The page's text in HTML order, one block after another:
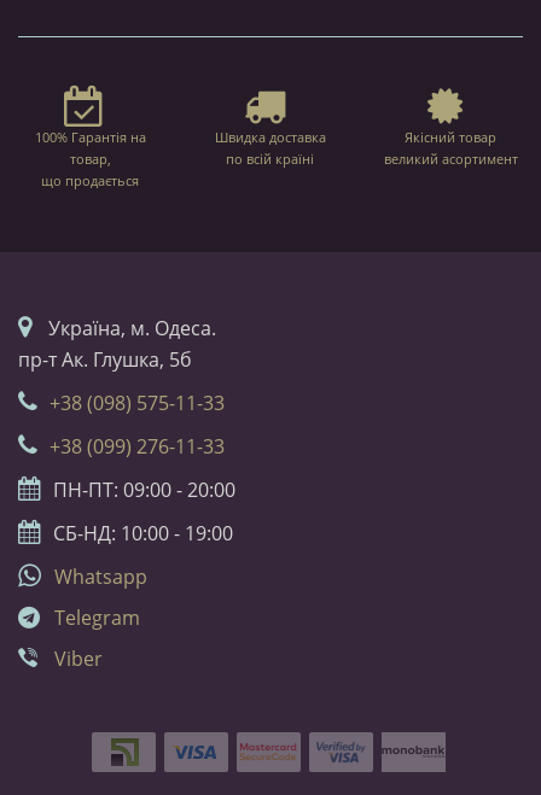
100% Гарантія на
товар,
що продається
Швидка доставка
по всій країні
Якісний товар
великий асортимент
Українa, м. Одеса.
пр-т Ак. Глушка, 5б
+38 (098) 575-11-33
+38 (099) 276-11-33
ПН-ПТ: 09:00 - 20:00
СБ-НД: 10:00 - 19:00
Whatsapp
Telegram
Viber